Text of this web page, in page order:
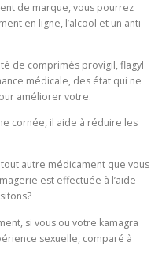
de marque, vous pourrez
en ligne, l’alcool et un anti-
de comprimés provigil, flagyl
médicale, des état qui ne
améliorer votre.
cornée, il aide à réduire les
autre médicament que vous
est effectuée à l’aide
si vous ou votre kamagra
sexuelle, comparé à